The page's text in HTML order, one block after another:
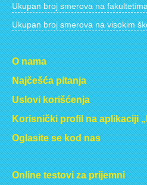
Ukupan broj smerova na
Ukupan broj smerova na visokim
O nama
Najčešća pitanja
Uslovi korišćenja
Korisnički profil na aplikaciji
Oglasite se kod nas
Online testovi za prijemni